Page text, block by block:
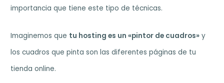
importancia que tiene este tipo de técnicas.
Imaginemos que tu hosting es un «pintor de cuadros» y
los cuadros que pinta son las diferentes páginas de tu
tienda online.